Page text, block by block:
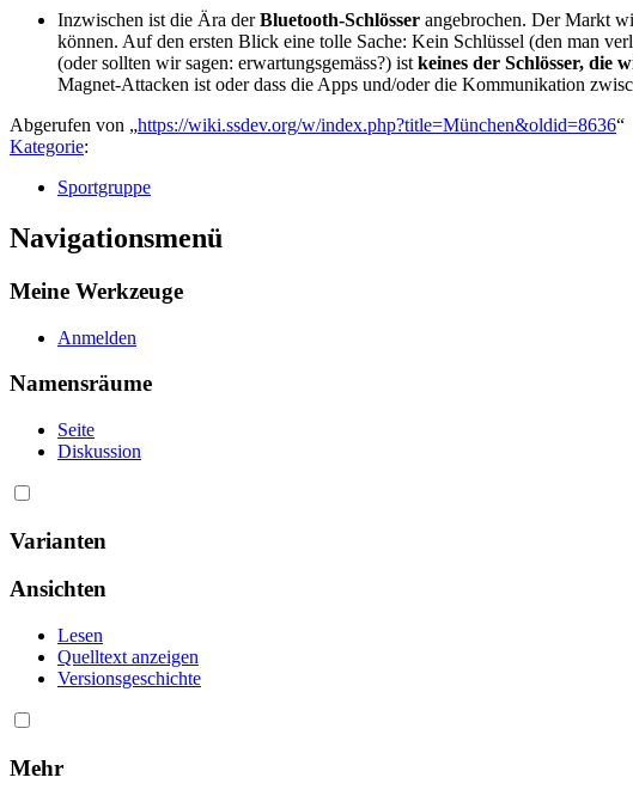
Inzwischen ist die Ära derBluetooth-Schlösser angebrochen. Der Markt
können. Auf den ersten Blick eine tolle Sache: Kein Schlüssel (den man
(oder sollten wir sagen: erwartungsgemäss?) ist keines der Schlösser, die
Magnet-Attacken ist oder dass die Apps und/oder die Kommunikation
Abgerufen von „https://wiki.ssdev.org/w/index.php?title=München&oldid=8636“
Kategorie:
Sportgruppe
Navigationsmenü
Meine Werkzeuge
Anmelden
Namensräume
Seite
Diskussion
Varianten
Ansichten
Lesen
Quelltext anzeigen
Versionsgeschichte
Mehr